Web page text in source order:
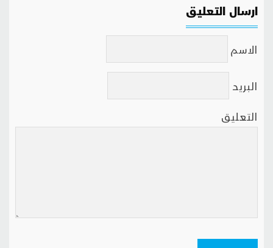
ارسال التعليق
الاسم
البريد
التعليق